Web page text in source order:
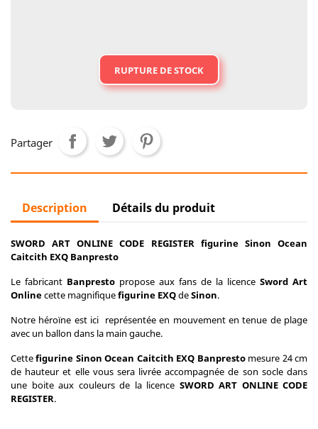
RUPTURE DE STOCK
Partager
Description Détails du produit
SWORD ART ONLINE CODE REGISTER figurine Sinon Ocean
Caitcith EXQ Banpresto
Le fabricant Banpresto propose aux fans de la licence Sword Art
Onlinecette magnifiquefigurine EXQdeSinon.
Notre héroïne est ici représentée en mouvement en tenue de plage
avec un ballon dans la main gauche.
Cettefigurine Sinon Ocean Caitcith EXQ Banprestomesure 24 cm
de hauteur et elle vous sera livrée accompagnée de son socle dans
une boite aux couleurs de la licence SWORD ART ONLINE CODE
REGISTER.